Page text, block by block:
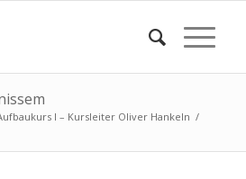
I – Kursleiter Oliver Hankeln /